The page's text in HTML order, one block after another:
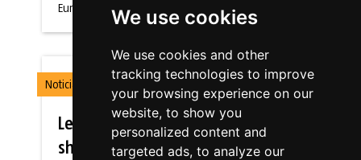
We use cookies
We use cookies and other
tracking technologies to improve
your browsing experience on our
website, to show you
personalized content and
targeted ads, to analyze our
Européen
Noticia
Le projet
sharework